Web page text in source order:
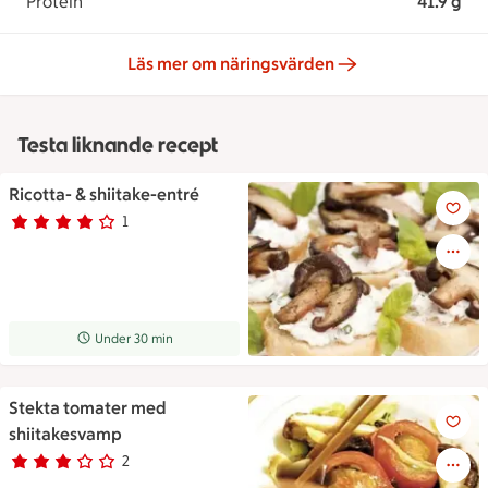
Läs mer om näringsvärden
Testa liknande recept
Ricotta- & shiitake-entré
Betyg 4 av 5.
1
1 personer har röstat
Receptet tar Under 30 min att tillaga
Under 30 min
Ricotta- & shiitake-entré
Stekta tomater med
shiitakesvamp
Betyg 3 av 5.
2
2 personer har röstat
Stekta tomater med